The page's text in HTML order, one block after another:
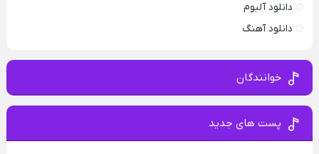
دانلود آلبوم
دانلود آهنگ
خوانندگان
پست های جدید